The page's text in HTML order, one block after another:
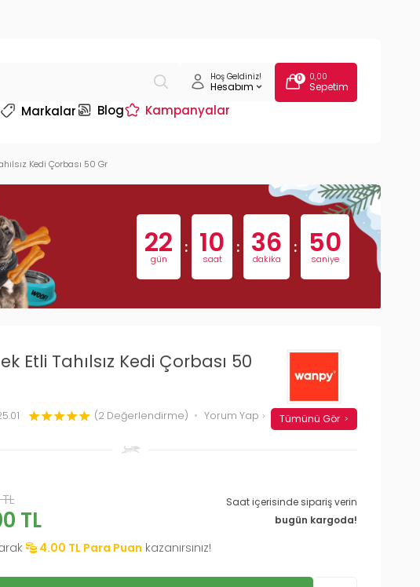
Hoş Geldiniz!
Hesabım
0 0,00
Sepetim
Markalar Blog Kampanyalar
Kedi Çorbası 50 Gr
22
gün
: 10
saat
: 36
dakika
: 49
saniye
Etli Tahılsız Kedi Çorbası 50
(2 Değerlendirme) Yorum Yap Tümünü Gör
TL
TL
Saat içerisinde sipariş verin
bugün kargoda!
4.00 TL Para Puan kazanırsınız!